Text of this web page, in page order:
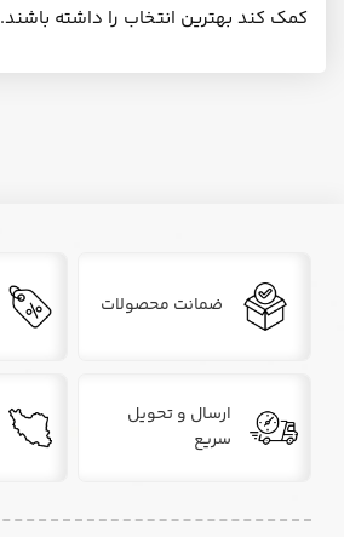
کمک کند بهترین انتخاب را داشته باشند.
ضمانت محصولات
ارسال و تحویل
سریع